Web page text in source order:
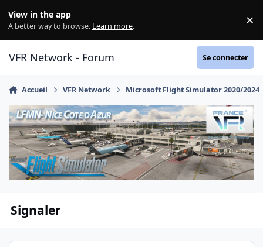
View in the app
A better way to browse. Learn more. ×
VFR Network - Forum Se connecter
Accueil VFR Network Microsoft Flight Simulator 2020/2024
Signaler